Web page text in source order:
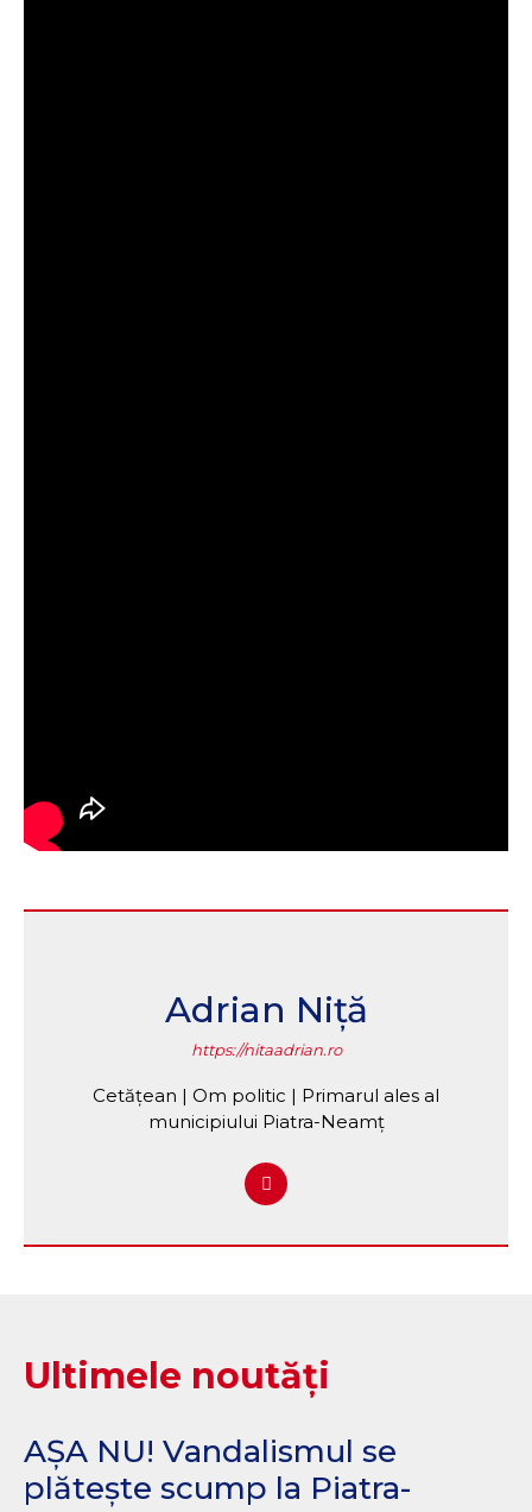
Adrian Niță
https://nitaadrian.ro
Cetățean | Om politic | Primarul ales al
municipiului Piatra-Neamț
Ultimele noutăți
AȘA NU! Vandalismul se
plătește scump la Piatra-